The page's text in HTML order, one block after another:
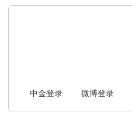
中金登录 微博登录